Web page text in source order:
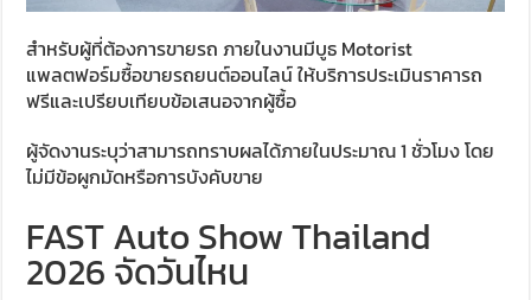
สำหรับผู้ที่ต้องการขายรถ ภายในงานมีบูธ Motorist
แพลตฟอร์มซื้อขายรถยนต์ออนไลน์ ให้บริการประเมินราคารถ
ฟรีและเปรียบเทียบข้อเสนอจากผู้ซื้อ
ผู้จัดงานระบุว่าสามารถทราบผลได้ภายในประมาณ 1 ชั่วโมง โดย
ไม่มีข้อผูกมัดหรือการบังคับขาย
FAST Auto Show Thailand
2026 จัดวันไหน